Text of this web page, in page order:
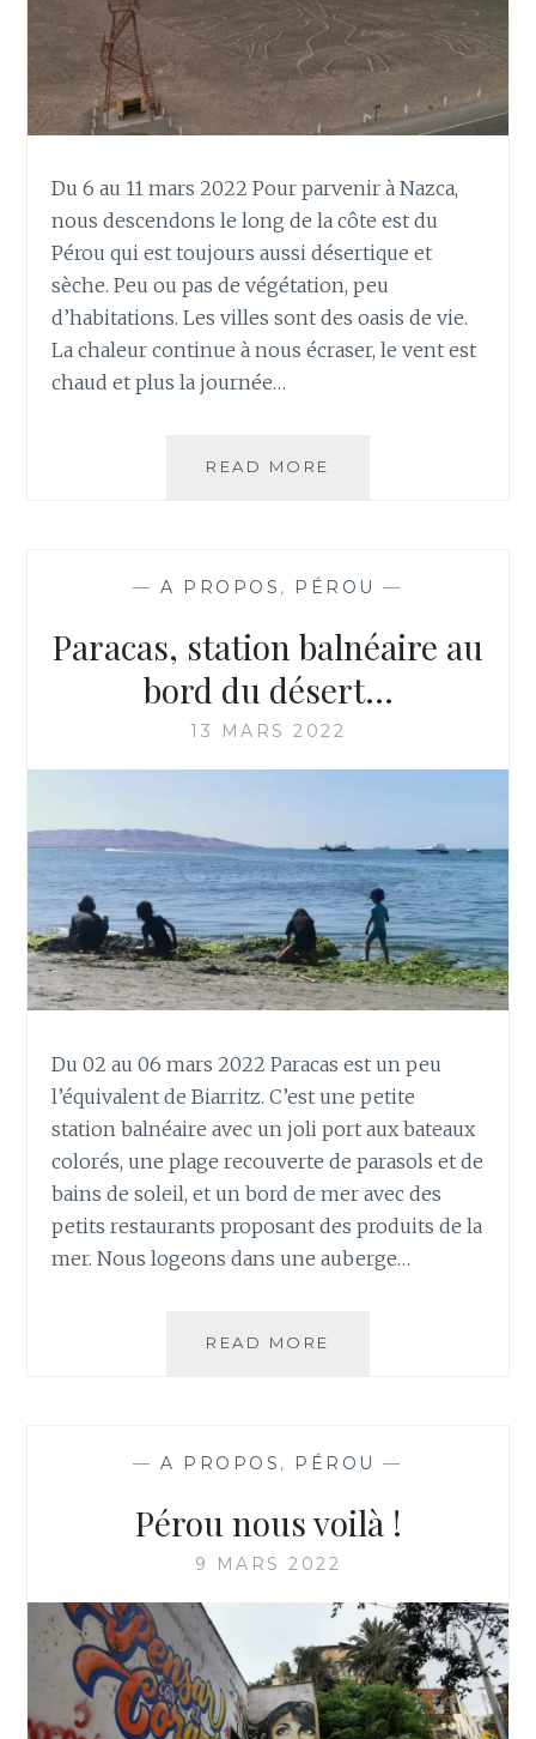
Du 6 au 11 mars 2022 Pour parvenir à Nazca,
nous descendons le long de la côte est du
Pérou qui est toujours aussi désertique et
sèche. Peu ou pas de végétation, peu
d’habitations. Les villes sont des oasis de vie.
La chaleur continue à nous écraser, le vent est
chaud et plus la journée…
READ MORE
—A PROPOS , PÉROU —
Paracas, station balnéaire au
bord du désert…
13 MARS 2022
Du 02 au 06 mars 2022 Paracas est un peu
l’équivalent de Biarritz. C’est une petite
station balnéaire avec un joli port aux bateaux
colorés, une plage recouverte de parasols et de
bains de soleil, et un bord de mer avec des
petits restaurants proposant des produits de la
mer. Nous logeons dans une auberge…
READ MORE
DU
—A PROPOS , PÉROU —
Pérou nous voilà !
9 MARS 2022